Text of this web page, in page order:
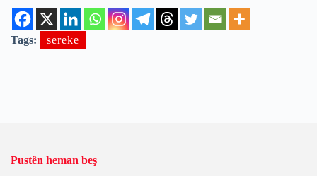
Tags: sereke
Pustên heman beş